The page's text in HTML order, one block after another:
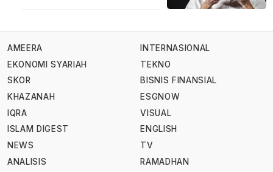
AMEERA
EKONOMI SYARIAH
SKOR
KHAZANAH
IQRA
ISLAM DIGEST
NEWS
ANALISIS
INTERNASIONAL
TEKNO
BISNIS FINANSIAL
ESGNOW
VISUAL
ENGLISH
TV
RAMADHAN